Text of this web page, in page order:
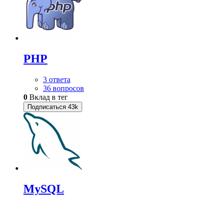
PHP
3 ответа
36 вопросов
0 Вклад в тег
Подписаться 43k
MySQL